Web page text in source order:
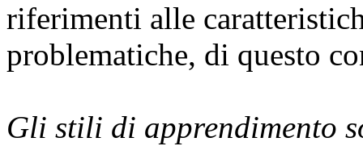
riferimenti alle
problematiche, di questo
Gli stili di apprendimento